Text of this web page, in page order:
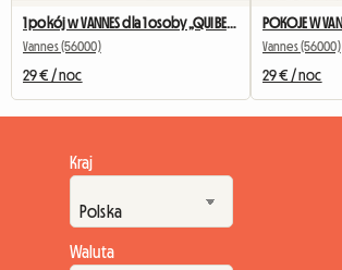
1 pokój w VANNES dla 1 osoby „QUIBERON”
Vannes (56000)
29 € / noc
Vannes (56000)
29 € / noc
Kraj
Waluta